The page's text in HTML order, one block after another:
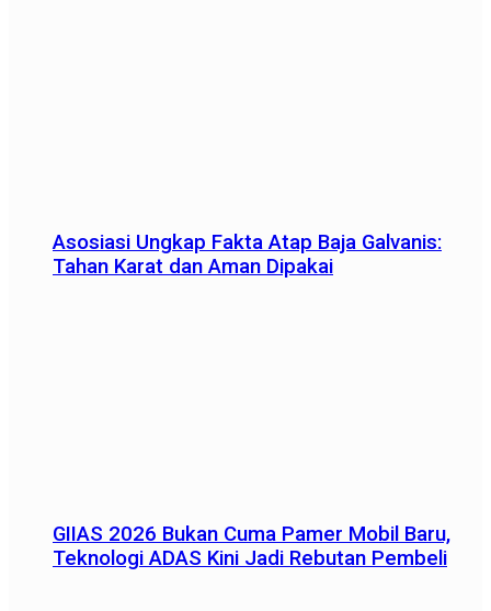
Asosiasi Ungkap Fakta Atap Baja Galvanis:
Tahan Karat dan Aman Dipakai
GIIAS 2026 Bukan Cuma Pamer Mobil Baru,
Teknologi ADAS Kini Jadi Rebutan Pembeli